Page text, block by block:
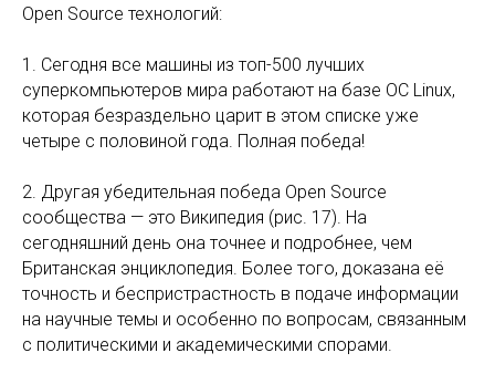
Open Source технологий:
1. Сегодня все машины из топ-500 лучших
суперкомпьютеров мира работают на базе ОС Linux,
которая безраздельно царит в этом списке уже
четыре с половиной года. Полная победа!
2. Другая убедительная победа Open Source
сообщества — это Википедия (рис. 17). На
сегодняшний день она точнее и подробнее, чем
Британская энциклопедия. Более того, доказана её
точность и беспристрастность в подаче информации
на научные темы и особенно по вопросам, связанным
с политическими и академическими спорами.